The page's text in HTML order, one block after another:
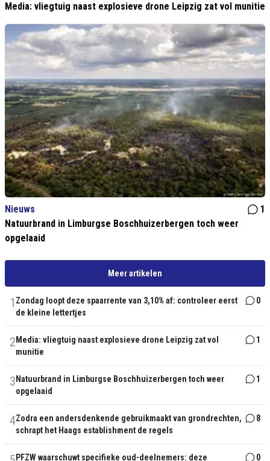
Media: vliegtuig naast explosieve drone Leipzig zat vol munitie
Nieuws
1
Natuurbrand in Limburgse Boschhuizerbergen toch weer
opgelaaid
Meer artikelen
1 Zondag loopt deze spaarrente van 3,10% af: controleer eerst
de kleine lettertjes
0
2 Media: vliegtuig naast explosieve drone Leipzig zat vol
munitie
1
3 Natuurbrand in Limburgse Boschhuizerbergen toch weer
opgelaaid
1
4Zodra een andersdenkende gebruikmaakt van grondrechten,
schrapt het Haags establishment de regels
8
PFZW waarschuwt specifieke oud-deelnemers: deze 0